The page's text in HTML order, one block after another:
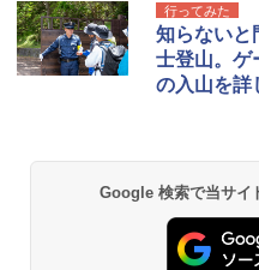
行ってみた
知らないと
士登山。ゲ
の入山を詳
Google 検索で当サイ